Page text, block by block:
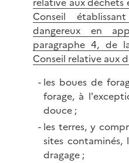
Conseil
dangereux en
paragraphe 4, de
Conseil relative aux
les boues de
forage, à
douce ;
les terres, y
sites contaminés,
dragage ;